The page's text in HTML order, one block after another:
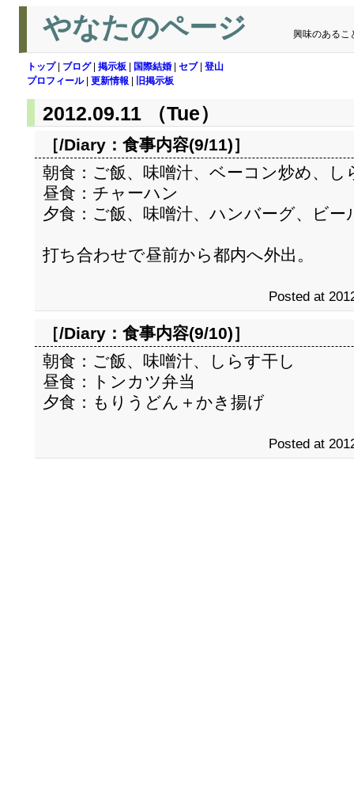
やなたのページ 興味のあるこ
トップ| ブログ| 掲示板 国際結婚 セブ| 登山
プロフィール| 更新情報 旧掲示板
2012.09.11 （Tue）
［/Diary： 食事内容(9/11)］
朝食：ご飯、味噌汁、ベーコン炒め、し
昼食：チャーハン
夕食：ご飯、味噌汁、ハンバーグ、ビー
打ち合わせで昼前から都内へ外出。
Posted at
［/Diary： 食事内容(9/10)］
朝食：ご飯、味噌汁、しらす干し
昼食：トンカツ弁当
夕食：もりうどん＋かき揚げ
Posted at